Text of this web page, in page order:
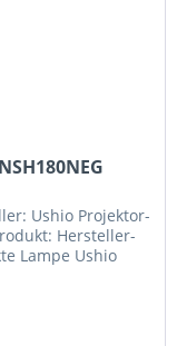
Ushio Projektor-
Hersteller-
Lampe Ushio